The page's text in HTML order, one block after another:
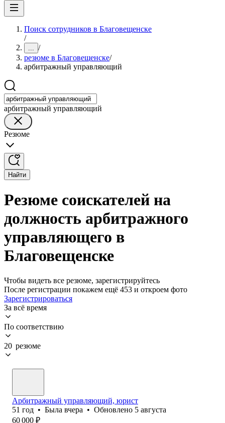
Поиск сотрудников в Благовещенске
/
... /
резюме в Благовещенске/
арбитражный управляющий
арбитражный управляющий
Резюме
Найти
Резюме соискателей на
должность арбитражного
управляющего в
Благовещенске
Чтобы видеть все резюме, зарегистрируйтесь
После регистрации покажем ещё 453 и откроем фото
Зарегистрироваться
За всё время
По соответствию
20 резюме
Арбитражный управляющий, юрист
51 год • Была вчера • Обновлено 5 августа
60 000 ₽